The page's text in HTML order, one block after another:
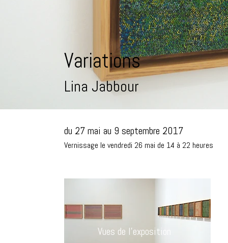
Variations
Lina Jabbour
du 27 mai au 9 septembre 2017
Vernissage le vendredi 26 mai de 14 à 22 heures
Vues de l'exposition